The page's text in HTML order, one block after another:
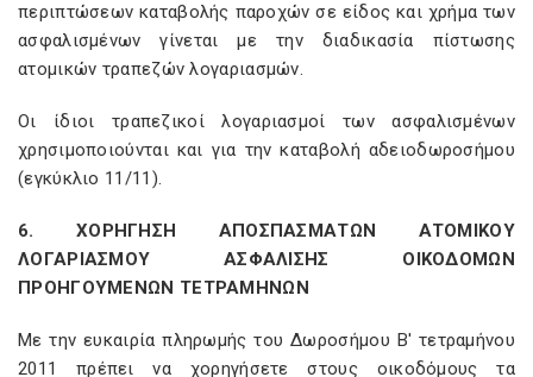
περιπτώσεων καταβολής παροχών σε είδος και χρήμα των
ασφαλισμένων γίνεται με την διαδικασία πίστωσης
ατομικών τραπεζών λογαριασμών.
Οι ίδιοι τραπεζικοί λογαριασμοί των ασφαλισμένων
χρησιμοποιούνται και για την καταβολή αδειοδωροσήμου
(εγκύκλιο 11/11).
6. ΧΟΡΗΓΗΣΗ ΑΠΟΣΠΑΣΜΑΤΩΝ ΑΤΟΜΙΚΟΥ
ΛΟΓΑΡΙΑΣΜΟΥ ΑΣΦΑΛΙΣΗΣ ΟΙΚΟΔΟΜΩΝ
ΠΡΟΗΓΟΥΜΕΝΩΝ ΤΕΤΡΑΜΗΝΩΝ
Με την ευκαιρία πληρωμής του Δωροσήμου Β' τετραμήνου
2011 πρέπει να χορηγήσετε στους οικοδόμους τα